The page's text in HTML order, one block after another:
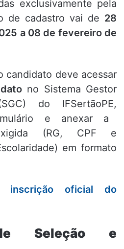
exclusivamente pela
de cadastro vai de 28
a 08 de fevereiro de
candidato deve acessar
no Sistema Gestor
do IFSertãoPE,
e anexar a
(RG, CPF e
em formato
inscrição oficial do
Seleção e